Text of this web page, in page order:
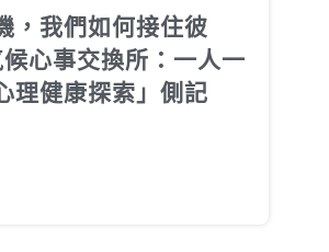
，我們如何接住彼
心事交換所：一人一
理健康探索」側記